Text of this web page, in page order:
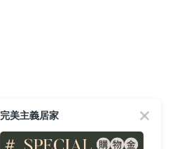
完美主義居家